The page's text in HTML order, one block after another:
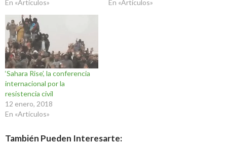
En «Artículos»
En «Artículos»
‘Sahara Rise’, la conferencia
internacional por la
resistencia civil
12 enero, 2018
En «Artículos»
También Pueden Interesarte: